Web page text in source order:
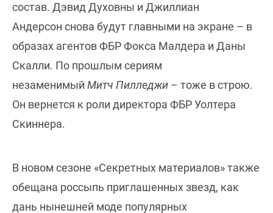
состав. Дэвид Духовны и Джиллиан
Андерсон снова будут главными на экране – в
образах агентов ФБР Фокса Малдера и Даны
Скалли. По прошлым сериям
незаменимый Митч Пилледжи – тоже в строю.
Он вернется к роли директора ФБР Уолтера
Скиннера.
В новом сезоне «Секретных материалов» также
обещана россыпь приглашенных звезд, как
дань нынешней моде популярных